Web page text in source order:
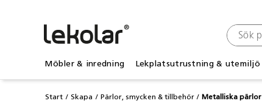
Möbler & inredning Lekplatsutrustning & utemiljö
Start Skapa Pärlor, smycken & tillbehör Metalliska pärlor